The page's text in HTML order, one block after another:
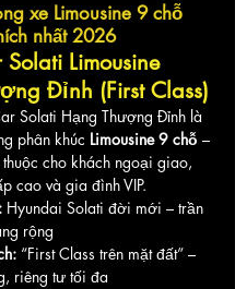
xe Limousine 9 chỗ
nhất 2026
Limousine
Đỉnh (First Class)
Solati Hạng Thượng Đỉnh là
phân khúc Limousine 9 chỗ –
cho khách ngoại giao,
cao và gia đình VIP.
Hyundai Solati đời mới – trần
rộng
“First Class trên mặt đất” –
riêng tư tối đa